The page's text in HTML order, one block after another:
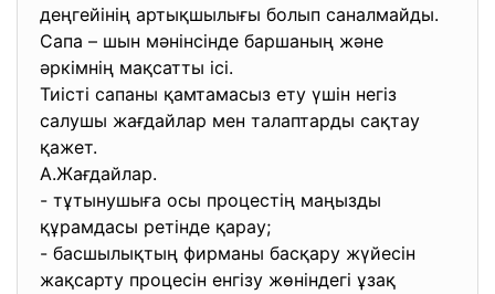
деңгейінің артықшылығы болып саналмайды.
Сапа – шын мәнінсінде баршаның және
әркімнің мақсатты ісі.
Тиісті сапаны қамтамасыз ету үшін негіз
салушы жағдайлар мен талаптарды сақтау
қажет.
А.Жағдайлар.
- тұтынушыға осы процестің маңызды
құрамдасы ретінде қарау;
- басшылықтың фирманы басқару жүйесін
жақсарту процесін енгізу жөніндегі ұзақ